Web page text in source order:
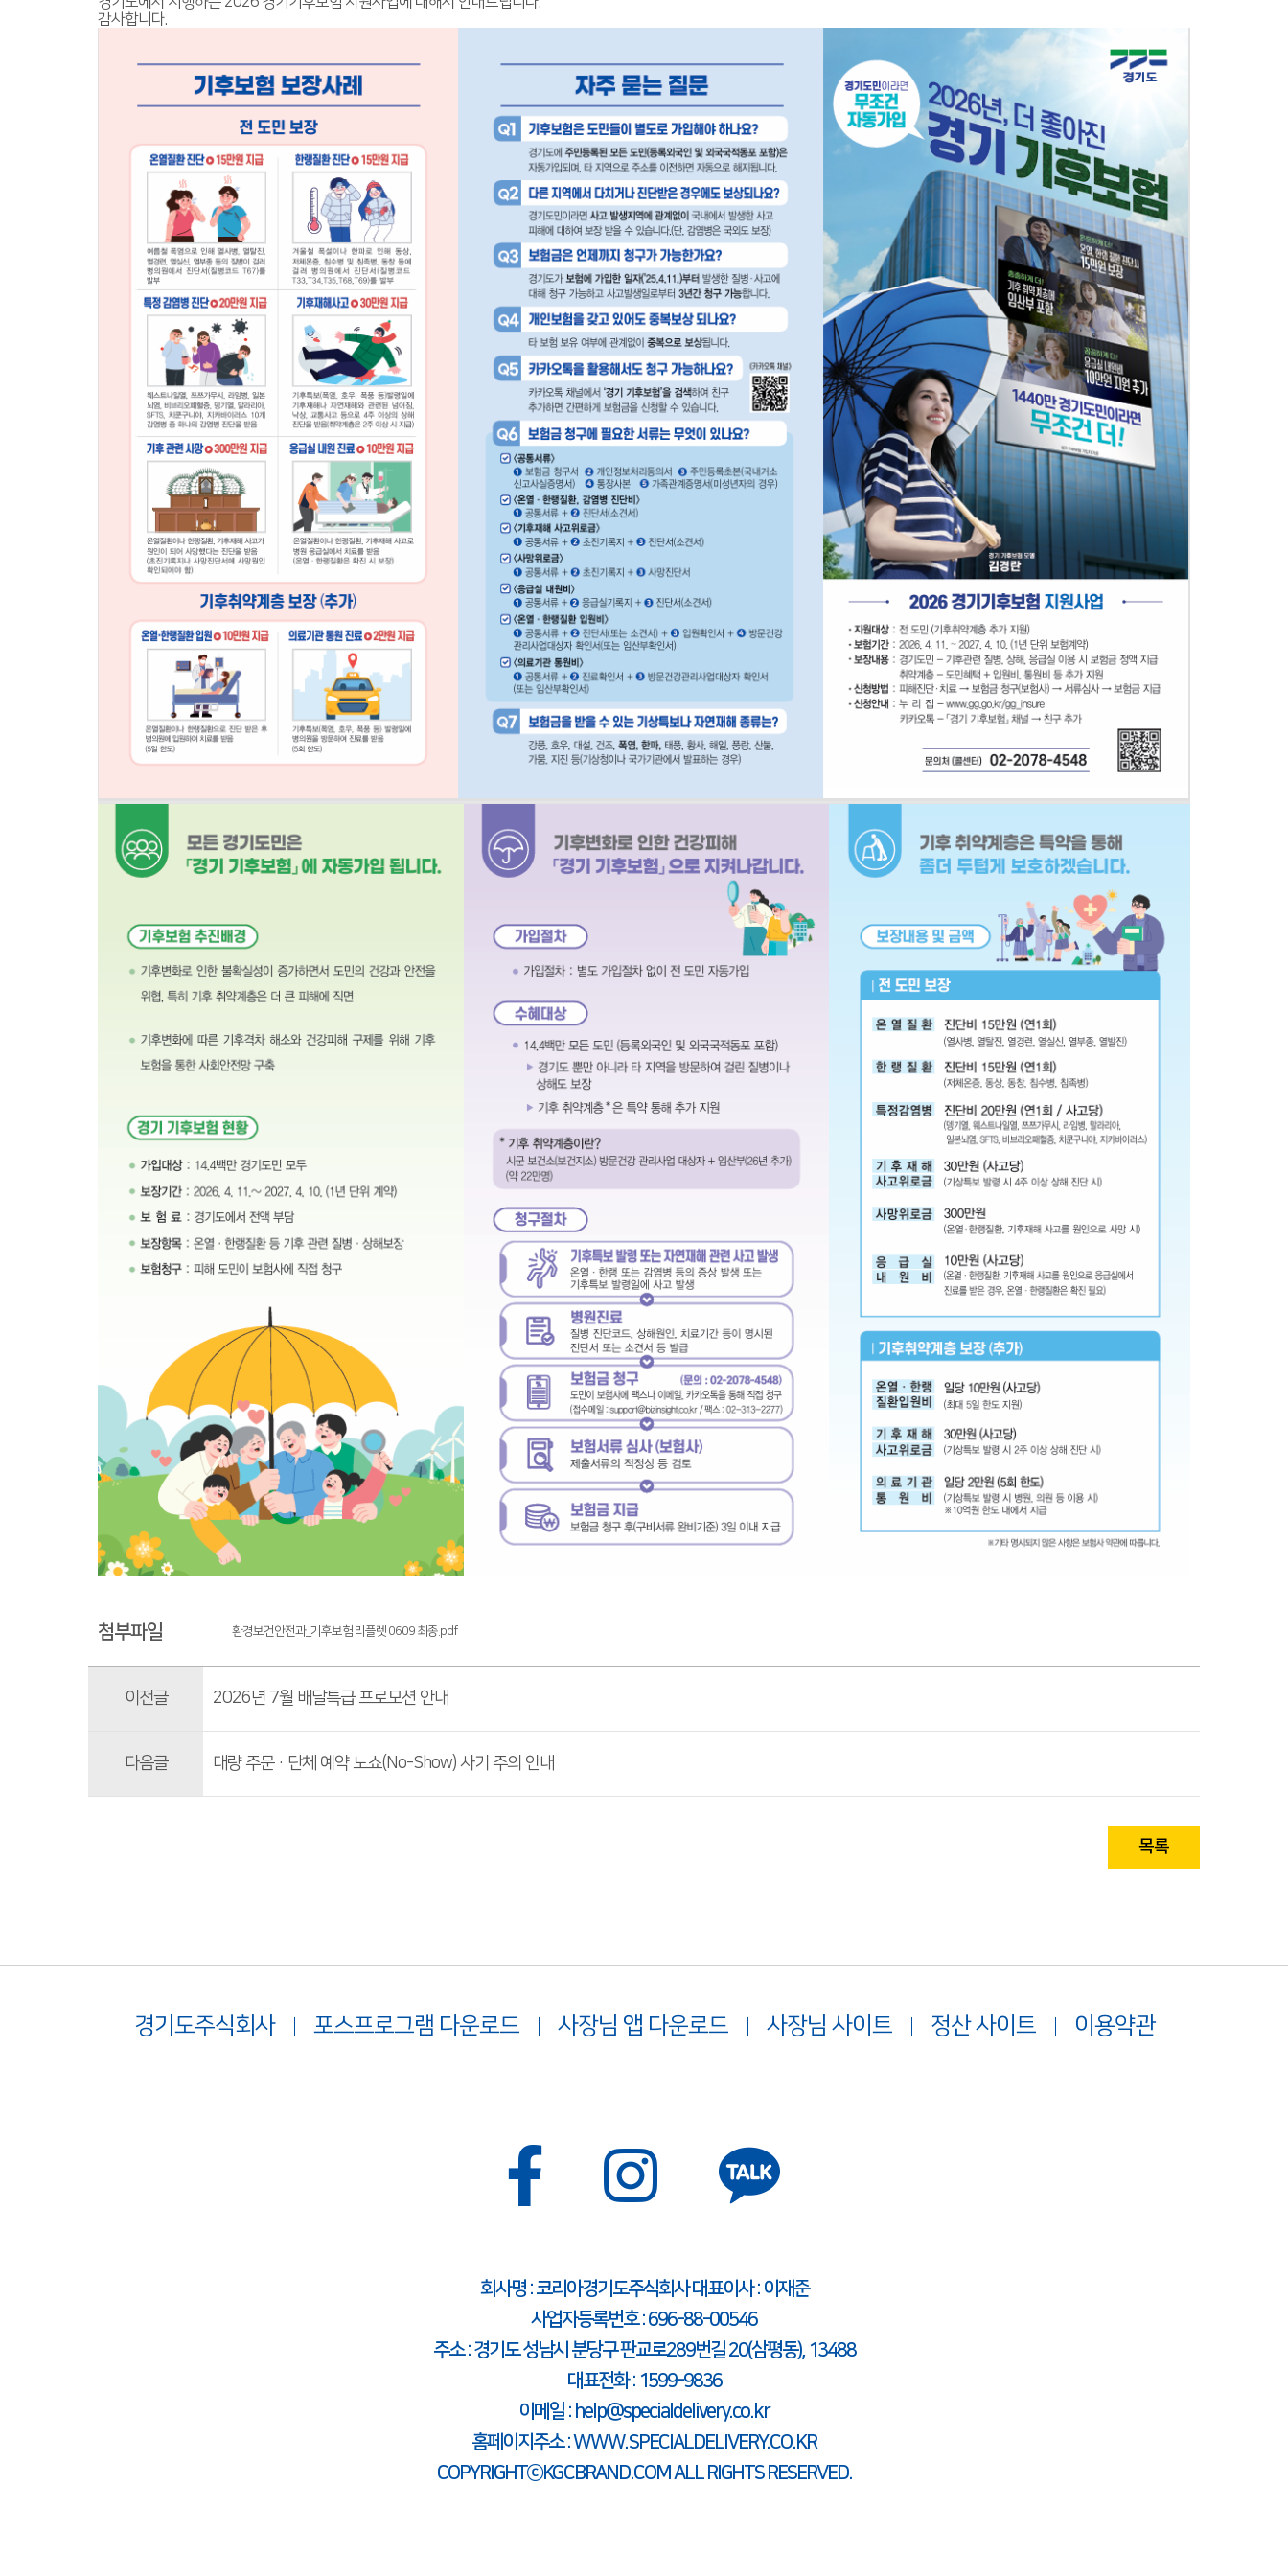
감사합니다.
첨부파일 환경보건안전과_기후보험 리플렛 0609 최종.pdf
이전글 2026년 7월 배달특급 프로모션 안내
다음글 대량 주문·단체 예약 노쇼(No-Show) 사기 주의 안내
목록
경기도주식회사 포스프로그램 다운로드 사장님 앱 다운로드 사장님 사이트 정산 사이트 이용약관
회사명 : 코리아경기도주식회사 대표이사 : 이재준
사업자등록번호 : 696-88-00546
주소 : 경기도 성남시 분당구 판교로289번길 20(삼평동), 13488
대표전화 : 1599-9836
이메일 : help@specialdelivery.co.kr
홈페이지주소 : WWW.SPECIALDELIVERY.CO.KR
COPYRIGHTⓒKGCBRAND.COM ALL RIGHTS RESERVED.